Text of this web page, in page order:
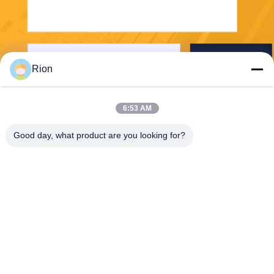
Rion
6:53 AM
Good day, what product are you looking for?